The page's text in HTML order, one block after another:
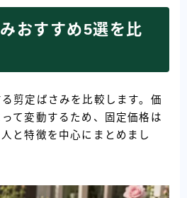
おすすめ5選を比
剪定ばさみを比較します。価
て変動するため、固定価格は
と特徴を中心にまとめまし